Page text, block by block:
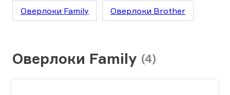
Оверлоки Family Оверлоки Brother
Оверлоки Family (4)